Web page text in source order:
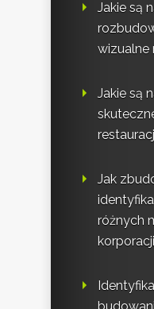
Jakie są
wizualne
Jakie są
Jak
różnych